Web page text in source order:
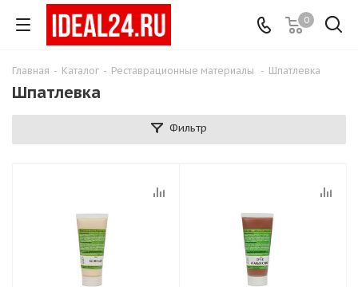
0
Главная - Каталог - Реставрационные материалы - Шпатлевка
Шпатлевка
Фильтр